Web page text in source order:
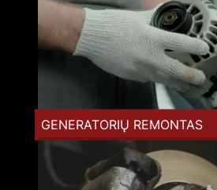
GENERATORIŲ REMONTAS